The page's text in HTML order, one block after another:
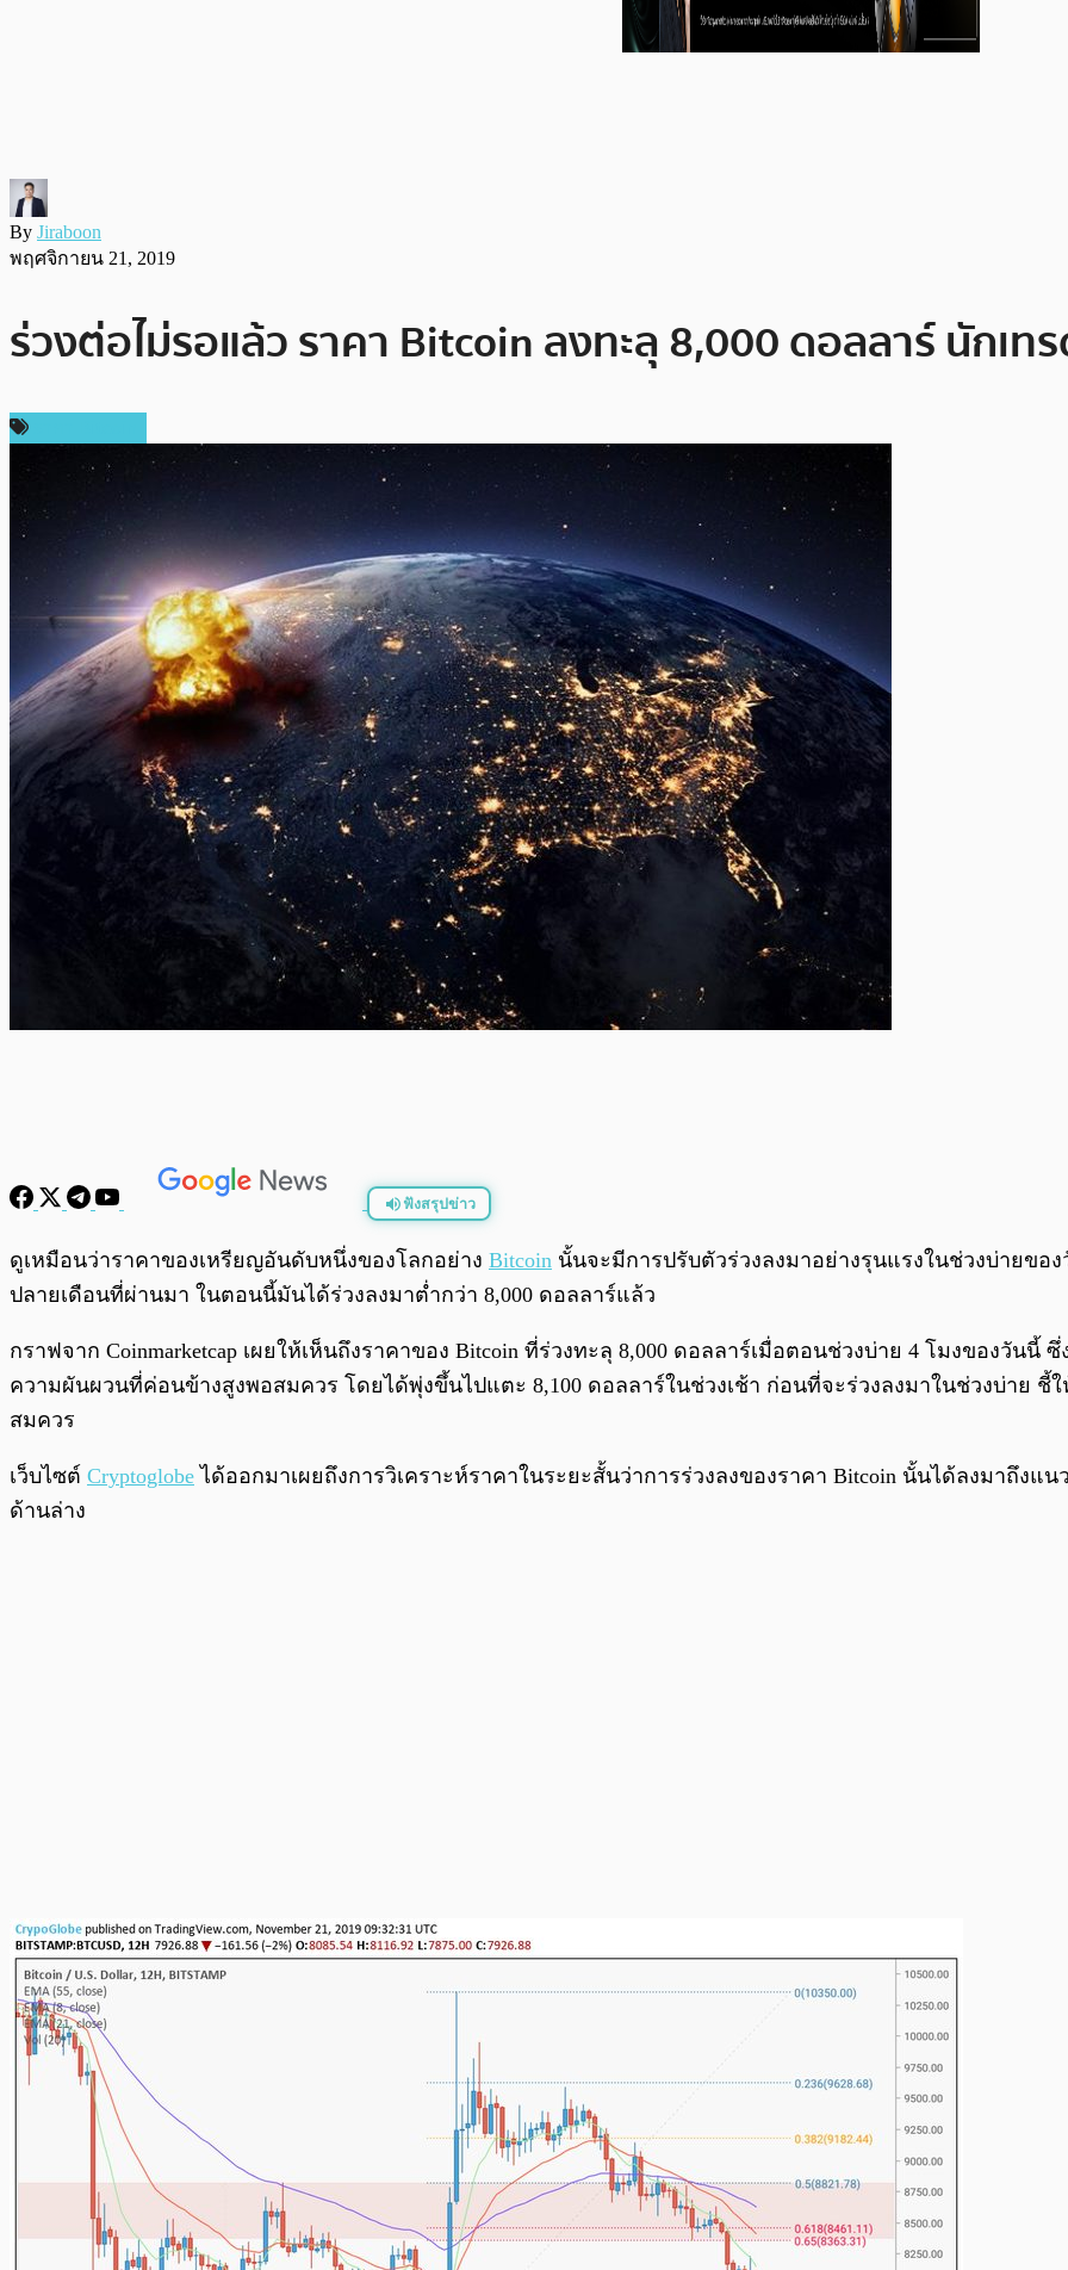
By Jiraboon
พฤศจิกายน 21, 2019
ร่วงต่อไม่รอแล้ว ราคา Bitcoin ลงทะลุ 8,000 ดอลลาร์ นักเทร
ฟังสรุปข่าว
พร้อมเล่น
ดูเหมือนว่าราคาของเหรียญอันดับหนึ่งของโลกอย่าง Bitcoin นั้นจะมีการปรับตัวร่วงลงมาอย่างรุนแรงในช่วงบ่ายขอ
ปลายเดือนที่ผ่านมา ในตอนนี้มันได้ร่วงลงมาต่ำกว่า 8,000 ดอลลาร์แล้ว
กราฟจาก Coinmarketcap เผยให้เห็นถึงราคาของ Bitcoin ที่ร่วงทะลุ 8,000 ดอลลาร์เมื่อตอนช่วงบ่าย 4 โมงของวัน
ความผันผวนที่ค่อนข้างสูงพอสมควร โดยได้พุ่งขึ้นไปแตะ 8,100 ดอลลาร์ในช่วงเช้า ก่อนที่จะร่วงลงมาในช่วงบ่าย
สมควร
เว็บไซต์ Cryptoglobe ได้ออกมาเผยถึงการวิเคราะห์ราคาในระยะสั้นว่าการร่วงลงของราคา Bitcoin นั้นได้ลงมาถึงแ
ด้านล่าง